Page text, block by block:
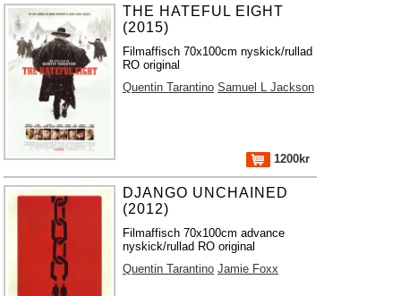
THE HATEFUL EIGHT
(2015)
Filmaffisch 70x100cm nyskick/rullad
RO original
Quentin Tarantino Samuel L Jackson
1200kr
DJANGO UNCHAINED
(2012)
Filmaffisch 70x100cm advance
nyskick/rullad RO original
Quentin Tarantino Jamie Foxx